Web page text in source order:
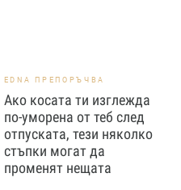
EDNA ПРЕПОРЪЧВА
Ако косата ти изглежда
по-уморена от теб след
отпуската, тези няколко
стъпки могат да
променят нещата